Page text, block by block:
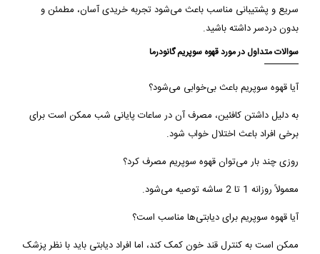
سریع و پشتیبانی مناسب باعث می‌شود تجربه خریدی آسان، مطمئن و
بدون دردسر داشته باشید.
سوالات متداول در مورد قهوه سوپریم گانودرما
آیا قهوه سوپریم باعث بی‌خوابی می‌شود؟
به دلیل داشتن کافئین، مصرف آن در ساعات پایانی شب ممکن است برای
برخی افراد باعث اختلال خواب شود.
روزی چند بار می‌توان قهوه سوپریم مصرف کرد؟
معمولاً روزانه 1 تا 2 ساشه توصیه می‌شود.
آیا قهوه سوپریم برای دیابتی‌ها مناسب است؟
ممکن است به کنترل قند خون کمک کند، اما افراد دیابتی باید با نظر پزشک